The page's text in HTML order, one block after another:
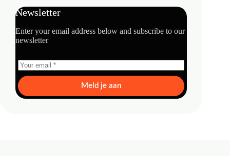
Newsletter
Enter your email address below and subscribe to our
newsletter
Meld je aan